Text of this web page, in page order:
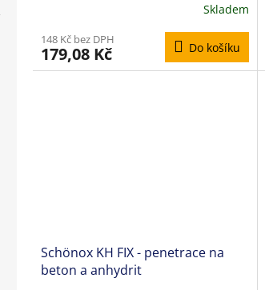
Skladem
148 Kč bez DPH
179,08 Kč Do košíku
Schönox KH FIX - penetrace na
beton a anhydrit